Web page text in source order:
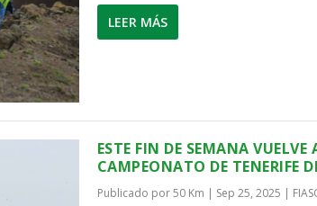
LEER MÁS
ESTE FIN DE SEMANA VUELVE
CAMPEONATO DE TENERIFE
Publicado por50 Km | Sep 25, 2025 |